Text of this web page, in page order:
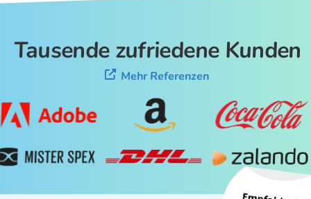
Tausende zufriedene Kunden
Mehr Referenzen